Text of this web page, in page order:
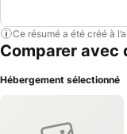
Ce résumé a été créé à
Comparer avec
Hébergement sélectionné